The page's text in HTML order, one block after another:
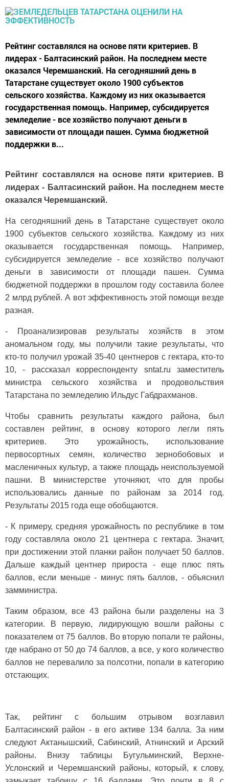
Рейтинг составлялся на основе пяти критериев. В
лидерах - Балтасинский район. На последнем месте
оказался Черемшанский. На сегодняшний день в
Татарстане существует около 1900 субъектов
сельского хозяйства. Каждому из них оказывается
государственная помощь. Например, субсидируется
земледелие - все хозяйство получают деньги в
зависимости от площади пашен. Сумма бюджетной
поддержки в...
Рейтинг составлялся на основе пяти критериев. В
лидерах - Балтасинский район. На последнем месте
оказался Черемшанский.
На сегодняшний день в Татарстане существует около
1900 субъектов сельского хозяйства. Каждому из них
оказывается государственная помощь. Например,
субсидируется земледелие - все хозяйство получают
деньги в зависимости от площади пашен. Сумма
бюджетной поддержки в прошлом году составила более
2 млрд рублей. А вот эффективность этой помощи везде
разная.
- Проанализировав результаты хозяйств в этом
аномальном году, мы получили такие результаты, что
кто-то получил урожай 35-40 центнеров с гектара, кто-то
10, - рассказал корреспонденту sntat.ru заместитель
министра сельского хозяйства и продовольствия
Татарстана по земледелию Ильдус Габдрахманов.
Чтобы сравнить результаты каждого района, был
составлен рейтинг, в основу которого легли пять
критериев. Это урожайность, использование
первосортных семян, количество зернобобовых и
масленичных культур, а также площадь неиспользуемой
пашни. В министерстве уточняют, что для пробы
использовались данные по районам за 2014 год.
Результаты 2015 года еще обобщаются.
- К примеру, средняя урожайность по республике в том
году составляла около 21 центнера с гектара. Значит,
при достижении этой планки район получает 50 баллов.
Дальше каждый центнер прироста - еще плюс пять
баллов, если меньше - минус пять баллов, - объяснил
замминистра.
Таким образом, все 43 района были разделены на 3
категории. В первую, лидирующую вошли районы с
показателем от 75 баллов. Во вторую попали те районы,
где набрано от 50 до 74 баллов, а все, у кого количество
баллов не перевалило за полсотни, попали в категорию
отстающих.
Так, рейтинг с большим отрывом возглавил
Балтасинский район - в его активе 134 балла. За ним
следуют Актанышский, Сабинский, Атнинский и Арский
районы. Внизу таблицы Бугульминский, Верхне-
Услонский и Черемшанский районы, который, к слову,